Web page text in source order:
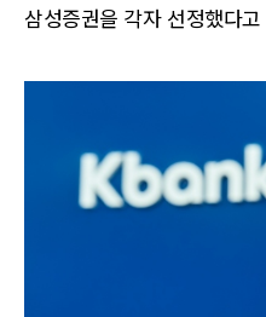
삼성증권을 각자 선정했다